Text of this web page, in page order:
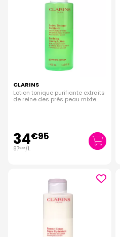
CLARINS
Lotion tonique purifiante extraits
de reine des prés peau mixte
34€95
87€38/l.